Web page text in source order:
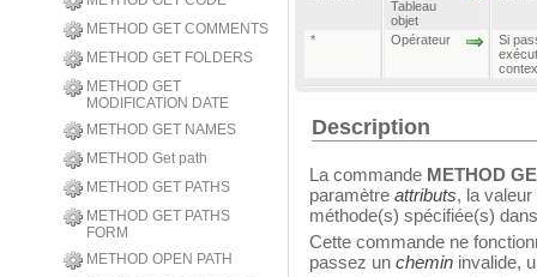
METHOD GET COMMENTS
METHOD GET FOLDERS
METHOD GET
MODIFICATION DATE
METHOD GET NAMES
METHOD Get path
METHOD GET PATHS
METHOD GET PATHS
FORM
METHOD OPEN PATH
Tableau
objet
* Opérateur
Si
Description
La commande METHOD
paramètre attributs, la
méthode(s) spécifiée(s)
Cette commande ne
passez un chemin invalide,